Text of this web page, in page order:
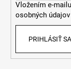
Vložením e-
osobných údajov
PRIHLÁSIŤ SA